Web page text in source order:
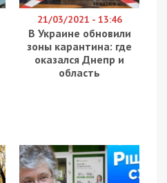
21/03/2021 - 13:46
В Украине обновили
зоны карантина: где
оказался Днепр и
область